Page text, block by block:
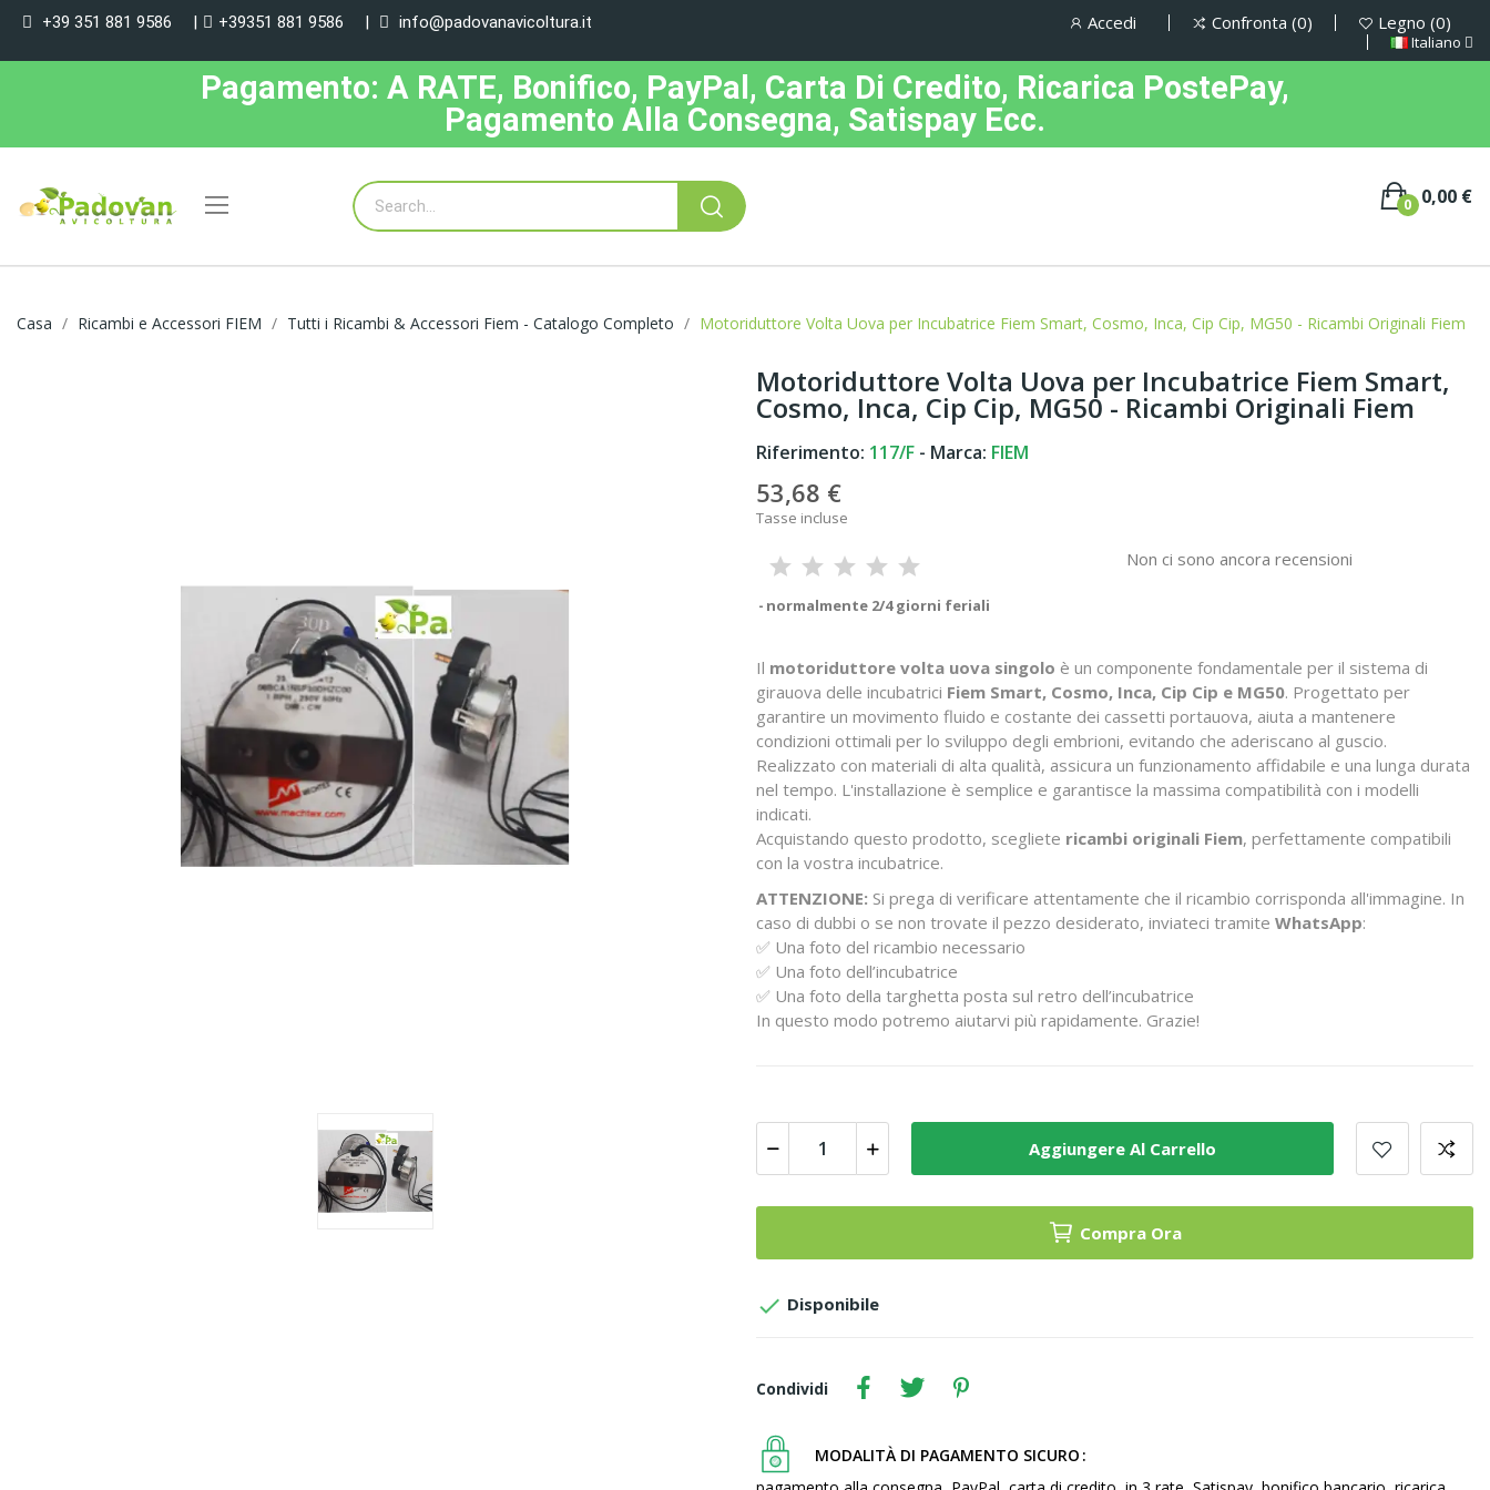
+39 351 881 9586 | +39351 881 9586 | info@padovanavicoltura.it Accedi Confronta 0 Legno 0
Italiano
Pagamento: A RATE, Bonifico, PayPal, Carta Di Credito, Ricarica PostePay,
Pagamento Alla Consegna, Satispay Ecc.
0,00 €
0
Casa Ricambi e Accessori FIEM Tutti i Ricambi & Accessori Fiem - Catalogo Completo Motoriduttore Volta Uova per Incubatrice Fiem Smart, Cosmo, Inca, Cip Cip, MG50 - Ricambi Originali Fiem
Motoriduttore Volta Uova per Incubatrice Fiem Smart,
Cosmo, Inca, Cip Cip, MG50 - Ricambi Originali Fiem
Riferimento: 117/F - Marca: FIEM
53,68 €
Tasse incluse
Non ci sono ancora recensioni
normalmente 2/4 giorni feriali
Il motoriduttore volta uova singolo è un componente fondamentale per il sistema di
girauova delle incubatrici Fiem Smart, Cosmo, Inca, Cip Cip e MG50. Progettato per
garantire un movimento fluido e costante dei cassetti portauova, aiuta a mantenere
condizioni ottimali per lo sviluppo degli embrioni, evitando che aderiscano al guscio.
Realizzato con materiali di alta qualità, assicura un funzionamento affidabile e una lunga durata
nel tempo. L'installazione è semplice e garantisce la massima compatibilità con i modelli
indicati.
Acquistando questo prodotto, scegliete ricambi originali Fiem, perfettamente compatibili
con la vostra incubatrice.
ATTENZIONE: Si prega di verificare attentamente che il ricambio corrisponda all'immagine. In
caso di dubbi o se non trovate il pezzo desiderato, inviateci tramite WhatsApp:
✅ Una foto del ricambio necessario
✅ Una foto dell’incubatrice
✅ Una foto della targhetta posta sul retro dell’incubatrice
In questo modo potremo aiutarvi più rapidamente. Grazie!
Aggiungere Al Carrello
Compra Ora
 Disponibile
Condividi
MODALITÀ DI PAGAMENTO SICURO